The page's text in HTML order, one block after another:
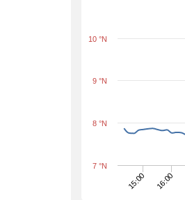
15:00 16:00
7 °N
8 °N
9 °N
10 °N